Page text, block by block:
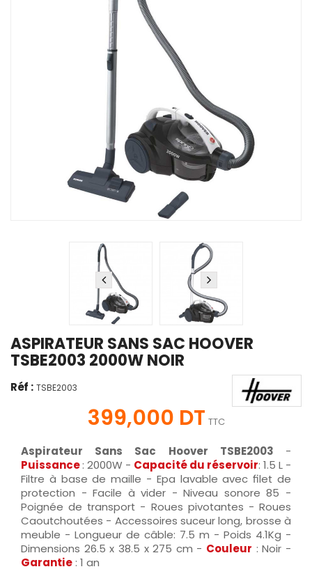
ASPIRATEUR SANS SAC HOOVER
TSBE2003 2000W NOIR
Réf : TSBE2003
399,000 DT TTC
Aspirateur Sans Sac Hoover TSBE2003 -
Puissance: 2000W - Capacité du réservoir: 1.5 L -
Filtre à base de maille - Epa lavable avec filet de
protection - Facile à vider - Niveau sonore 85 -
Poignée de transport - Roues pivotantes - Roues
Caoutchoutées - Accessoires suceur long, brosse à
meuble - Longueur de câble: 7.5 m - Poids 4.1Kg -
Dimensions 26.5 x 38.5 x 275 cm - Couleur : Noir -
Garantie : 1 an